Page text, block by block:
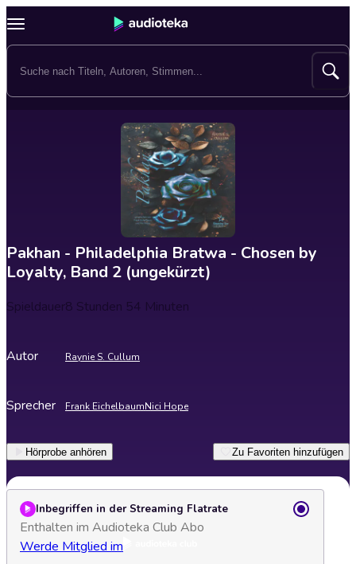
Pakhan - Philadelphia Bratwa - Chosen by
Loyalty, Band 2 (ungekürzt)
Spieldauer8 Stunden 54 Minuten
Autor Raynie S. Cullum
Sprecher Frank EichelbaumNici Hope
Hörprobe anhören Zu Favoriten hinzufügen
Inbegriffen in der Streaming Flatrate
Enthalten im Audioteka Club Abo
Werde Mitglied im